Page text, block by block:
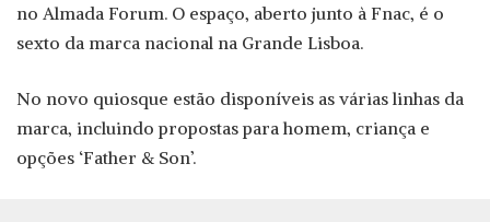
no Almada Forum. O espaço, aberto junto à Fnac, é o
sexto da marca nacional na Grande Lisboa.
No novo quiosque estão disponíveis as várias linhas da
marca, incluindo propostas para homem, criança e
opções ‘Father & Son’.